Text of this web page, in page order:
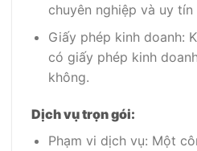
chuyên nghiệp và uy tín
Giấy phép kinh doanh:
có giấy phép kinh
không.
Dịch vụ trọn gói:
Phạm vi dịch vụ: Một